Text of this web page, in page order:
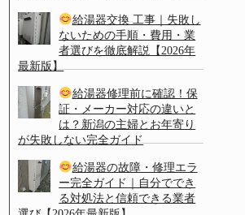
給湯器交換 工事｜失敗し
ないための手順・費用・業
者選びを徹底解説【2026年
最新版】
給湯器修理前に確認！保
証・メーカー対応の違いと
は？新潟の主婦とお年寄り
が失敗しない完全ガイド
給湯器の故障・修理エラ
ー完全ガイド｜自分ででき
る対処法と信頼できる業者